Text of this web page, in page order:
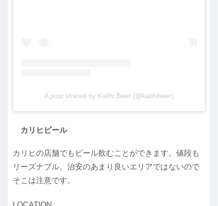
A post shared by Kalihi Beer (@kalihibeer)
カリヒビール
カリヒの店舗でもビール飲むことができます。値段も
リーズナブル。治安のあまり良いエリアではないので
そこは注意です。